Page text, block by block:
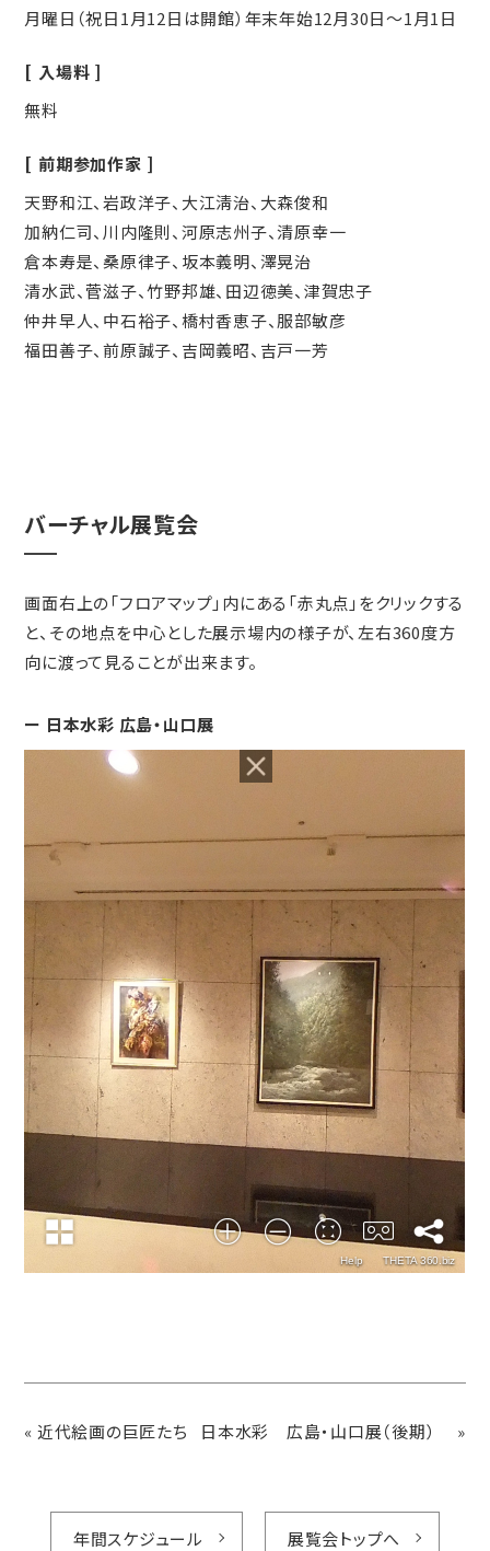
月曜日（祝日1月12日は開館）年末年始12月30日～1月1日
入場料
無料
前期参加作家
天野和江、岩政洋子、大江淸治、大森俊和
加納仁司、川内隆則、河原志州子、清原幸一
倉本寿是、桑原律子、坂本義明、澤晃治
清水武、菅滋子、竹野邦雄、田辺徳美、津賀忠子
仲井早人、中石裕子、橋村香恵子、服部敏彦
福田善子、前原誠子、吉岡義昭、吉戸一芳
バーチャル展覧会
画面右上の「フロアマップ」内にある「赤丸点」をクリックする
と、その地点を中心とした展示場内の様子が、左右360度方
向に渡って見ることが出来ます。
ー 日本水彩 広島・山口展
« 近代絵画の巨匠たち 日本水彩 広島・山口展（後期） »
年間スケジュール 展覧会トップへ